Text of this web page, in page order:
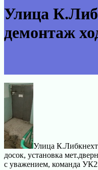
Улица
демонтаж
Улица
досок, установка
с уважением, команда